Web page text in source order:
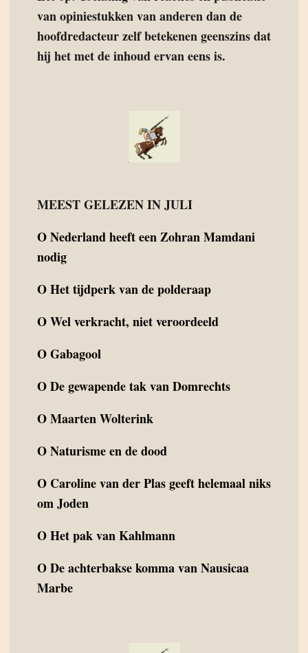
van opiniestukken van anderen dan de
hoofdredacteur zelf betekenen geenszins dat
hij het met de inhoud ervan eens is.
MEEST GELEZEN IN JULI
ONederland heeft een Zohran Mamdani
nodig
OHet tijdperk van de polderaap
OWel verkracht, niet veroordeeld
OGabagool
ODe gewapende tak van Domrechts
OMaarten Wolterink
ONaturisme en de dood
O Caroline van der Plas geeft helemaal niks
om Joden
OHet pak van Kahlmann
ODe achterbakse komma van Nausicaa
Marbe